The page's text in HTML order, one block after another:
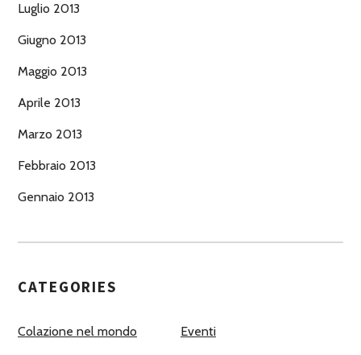
Luglio 2013
Giugno 2013
Maggio 2013
Aprile 2013
Marzo 2013
Febbraio 2013
Gennaio 2013
CATEGORIES
Colazione nel mondo Eventi